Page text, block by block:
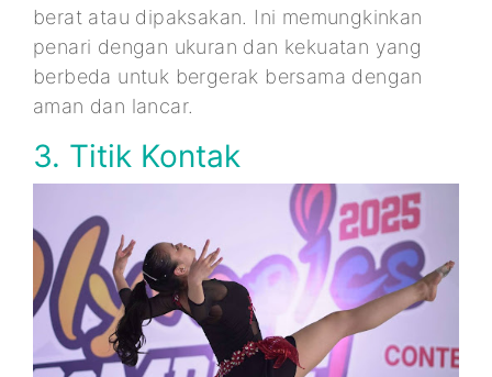
berat atau dipaksakan. Ini memungkinkan
penari dengan ukuran dan kekuatan yang
berbeda untuk bergerak bersama dengan
aman dan lancar.
3. Titik Kontak